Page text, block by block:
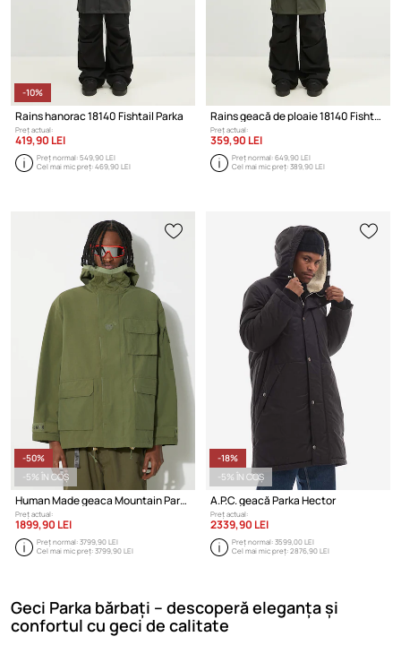
-10%
Rains hanorac 18140 Fishtail Parka
Preț actual:
419,90 LEI
Preț normal:549,90 LEI
Cel mai mic preț:469,90 LEI
Rains geacă de ploaie 18140 Fishtail Parka
Preț actual:
359,90 LEI
Preț normal:649,90 LEI
Cel mai mic preț:389,90 LEI
-50%
-5% ÎN COȘ
Human Made geaca Mountain Parka
Preț actual:
1899,90 LEI
Preț normal:3799,90 LEI
Cel mai mic preț:3799,90 LEI
-18%
-5% ÎN COȘ
A.P.C. geacă Parka Hector
Preț actual:
2339,90 LEI
Preț normal:3599,00 LEI
Cel mai mic preț:2876,90 LEI
Geci Parka bărbați – descoperă eleganța și
confortul cu geci de calitate